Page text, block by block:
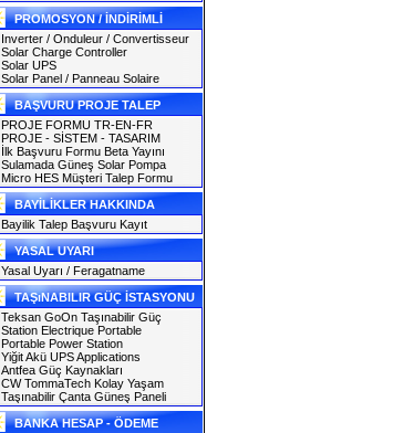
PROMOSYON / İNDİRİMLİ
Inverter / Onduleur / Convertisseur
Solar Charge Controller
Solar UPS
Solar Panel / Panneau Solaire
BAŞVURU PROJE TALEP
PROJE FORMU TR-EN-FR
PROJE - SİSTEM - TASARIM
İlk Başvuru Formu Beta Yayını
Sulamada Güneş Solar Pompa
Micro HES Müşteri Talep Formu
BAYİLİKLER HAKKINDA
Bayilik Talep Başvuru Kayıt
YASAL UYARI
Yasal Uyarı / Feragatname
TAŞıNABILIR GÜÇ İSTASYONU
Teksan GoOn Taşınabilir Güç
Station Electrique Portable
Portable Power Station
Yiğit Akü UPS Applications
Antfea Güç Kaynakları
CW TommaTech Kolay Yaşam
Taşınabilir Çanta Güneş Paneli
BANKA HESAP - ÖDEME